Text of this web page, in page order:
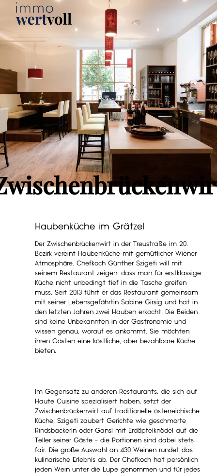
Haubenküche im Grätzel
Der Zwischenbrückenwirt in der Treustraße im 20.
Bezirk vereint Haubenküche mit gemütlicher Wiener
Atmosphäre. Chefkoch Günther Szigeti will mit
seinem Restaurant zeigen, dass man für erstklassige
Küche nicht unbedingt tief in die Tasche greifen
muss. Seit 2013 führt er das Restaurant gemeinsam
mit seiner Lebensgefährtin Sabine Girsig und hat in
den letzten Jahren zwei Hauben erkocht. Die Beiden
sind keine Unbekannten in der Gastronomie und
wissen genau, worauf es ankommt. Sie möchten
ihren Gästen eine köstliche, aber bezahlbare Küche
bieten.
Im Gegensatz zu anderen Restaurants, die sich auf
Haute Cuisine spezialisiert haben, setzt der
Zwischenbrückenwirt auf traditionelle österreichische
Küche. Szigeti zaubert Gerichte wie geschmorte
Rindsbackerln oder Gansl mit Erdäpfelknödel auf die
Teller seiner Gäste - die Portionen sind dabei stets
fair. Die große Auswahl an 430 Weinen rundet das
kulinarische Erlebnis ab. Der Chefkoch hat persönlich
jeden Wein unter die Lupe genommen und für jedes